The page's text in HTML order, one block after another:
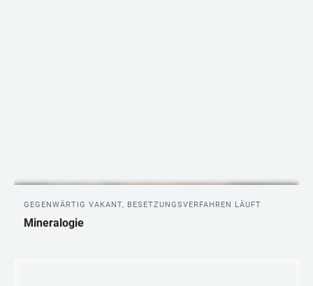
GEGENWÄRTIG VAKANT, BESETZUNGSVERFAHREN LÄUFT
Mineralogie